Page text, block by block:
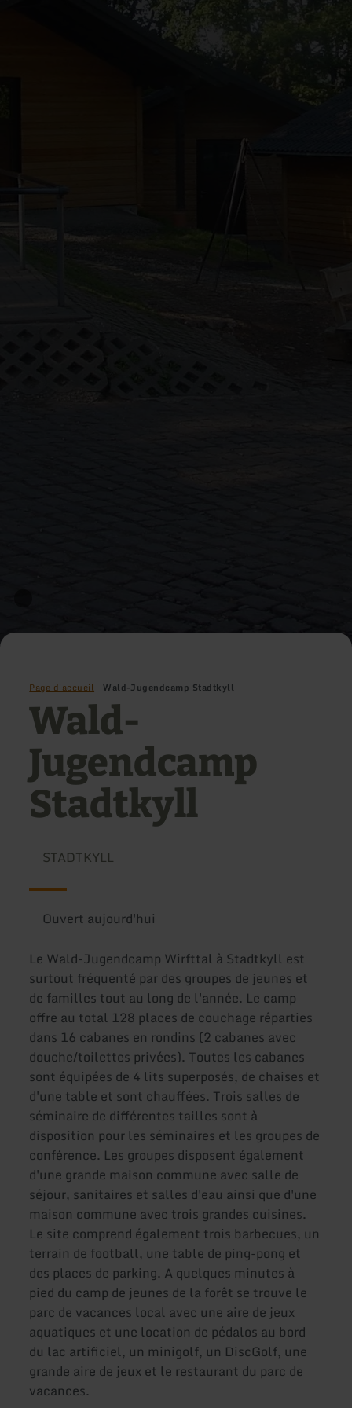
Page d'accueil Wald-Jugendcamp Stadtkyll
Wald-
Jugendcamp
Stadtkyll
STADTKYLL
Ouvert aujourd'hui
Le Wald-Jugendcamp Wirfttal à Stadtkyll est
surtout fréquenté par des groupes de jeunes et
de familles tout au long de l'année. Le camp
offre au total 128 places de couchage réparties
dans 16 cabanes en rondins (2 cabanes avec
douche/toilettes privées). Toutes les cabanes
sont équipées de 4 lits superposés, de chaises et
d'une table et sont chauffées. Trois salles de
séminaire de différentes tailles sont à
disposition pour les séminaires et les groupes de
conférence. Les groupes disposent également
d'une grande maison commune avec salle de
séjour, sanitaires et salles d'eau ainsi que d'une
maison commune avec trois grandes cuisines.
Le site comprend également trois barbecues, un
terrain de football, une table de ping-pong et
des places de parking. A quelques minutes à
pied du camp de jeunes de la forêt se trouve le
parc de vacances local avec une aire de jeux
aquatiques et une location de pédalos au bord
du lac artificiel, un minigolf, un DiscGolf, une
grande aire de jeux et le restaurant du parc de
vacances.